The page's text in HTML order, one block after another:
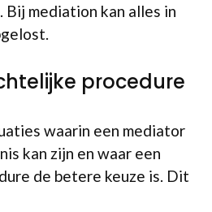
mediation kan alles in
procedure
waarin een mediator
kan zijn en waar een
de betere keuze is. Dit